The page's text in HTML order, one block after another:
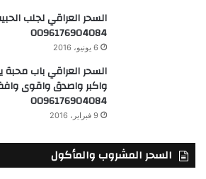
السحر العراقي لجلب
0096176904084
6 يونيو، 2016
السحر العراقي باب
واكبر واصدق واقوى
0096176904084
9 فبراير، 2016
السحر المشروب والمأكول